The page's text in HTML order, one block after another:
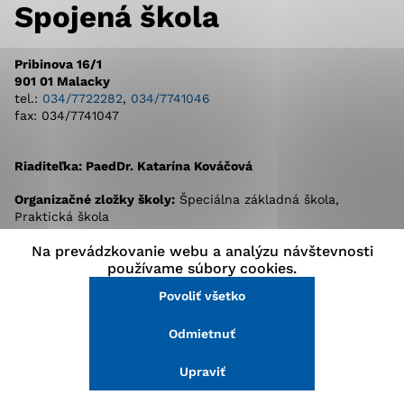
Spojená škola
Pribinova 16/1
901 01 Malacky
tel.: 034/7722282, 034/7741046
fax: 034/7741047
Riaditeľka: PaedDr. Katarína Kováčová
Organizačné zložky školy: Špeciálna základná škola,
Praktická škola
web:https://spskma.edupage.org/
Na prevádzkovanie webu a analýzu návštevnosti
používame súbory cookies.
Povoliť všetko
Odmietnuť
Upraviť
stránke a prístup k zabezpečeným oblastiam webovej
stránky. Bez týchto súborov cookie nemôže web
Analytické cookies
aby mohol stránky optimalizovať a ponúknuť im lepšiu
možné ich spojiť s konkrétnou osobou.
Povoliť všetko
Uložiť nastavenia
Viac informácií